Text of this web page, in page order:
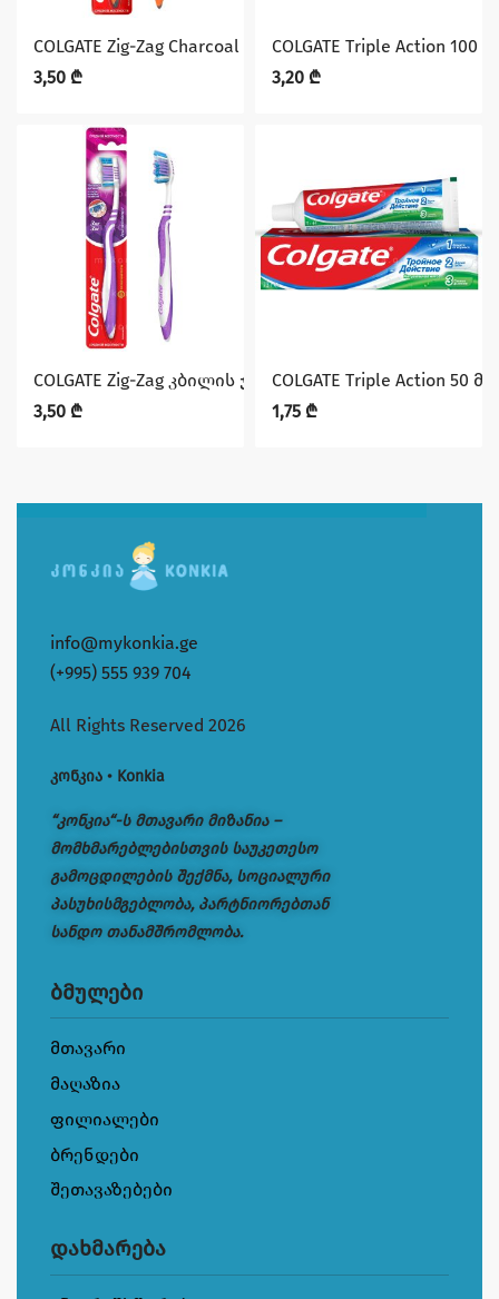
COLGATE Zig-Zag Charcoal კბილის ჯაგრისი
3,50 ₾
COLGATE Triple Action
3,20 ₾
COLGATE Zig-Zag კბილის ჯაგრისი
3,50 ₾
COLGATE Triple Action 50
1,75 ₾
info@mykonkia.ge
(+995) 555 939 704
All Rights Reserved 2026
კონკია • Konkia
“კონკია“-ს მთავარი მიზანია –
მომხმარებლებისთვის საუკეთესო
გამოცდილების შექმნა, სოციალური
პასუხისმგებლობა, პარტნიორებთან
სანდო თანამშრომლობა.
ბმულები
მთავარი
მაღაზია
ფილიალები
ბრენდები
შეთავაზებები
დახმარება